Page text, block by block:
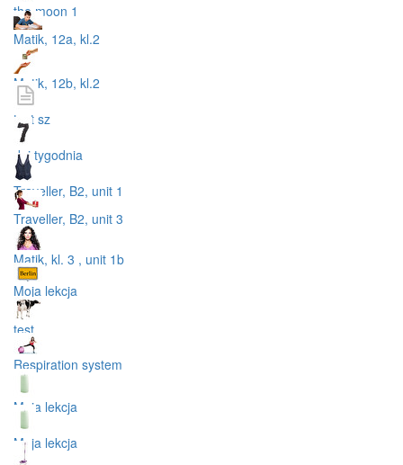
the moon 1
Matik, 12a, kl.2
Matik, 12b, kl.2
test sz
dni tygodnia
Traveller, B2, unit 1
Traveller, B2, unit 3
Matik, kl. 3 , unit 1b
Moja lekcja
test
Respiration system
Moja lekcja
Moja lekcja